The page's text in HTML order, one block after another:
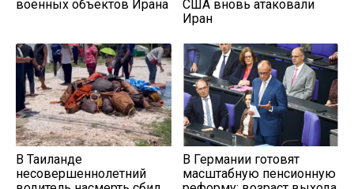
военных объектов Ирана
США вновь атаковали
Иран
В Таиланде
несовершеннолетний
В Германии готовят
масштабную пенсионную